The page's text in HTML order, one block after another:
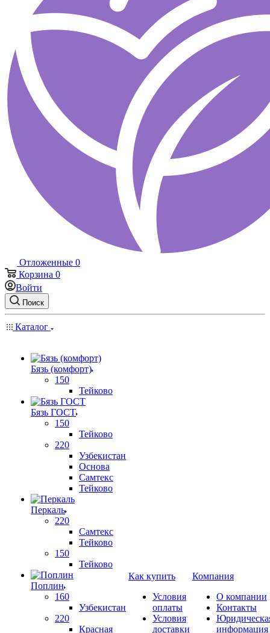
Отложенные 0
Корзина 0
Войти
Поиск
Каталог
Бязь (комфорт)
150
Тейково
Бязь ГОСТ
150
Тейково
220
Узбекистан
Основа
Самтекс
Тейково
Перкаль
220
Самтекс
Тейково
150
Тейково
Поплин
160
Узбекистан
220
Красная
Как купить
Условия
оплаты
Условия
доставки
Компания
О компании
Контакты
информация